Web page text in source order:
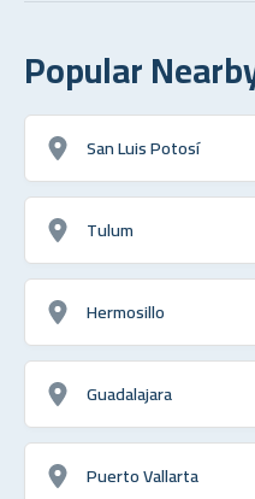
Popular
San Luis Potosí
Tulum
Hermosillo
Guadalajara
Puerto Vallarta